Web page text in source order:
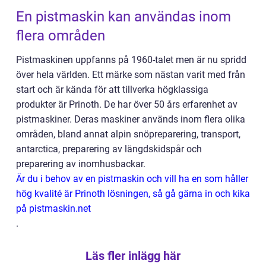
En pistmaskin kan användas inom
flera områden
Pistmaskinen uppfanns på 1960-talet men är nu spridd
över hela världen. Ett märke som nästan varit med från
start och är kända för att tillverka högklassiga
produkter är Prinoth. De har över 50 års erfarenhet av
pistmaskiner. Deras maskiner används inom flera olika
områden, bland annat alpin snöpreparering, transport,
antarctica, preparering av längdskidspår och
preparering av inomhusbackar.
Är du i behov av en pistmaskin och vill ha en som håller
hög kvalité är Prinoth lösningen, så gå gärna in och kika
på pistmaskin.net
.
Läs fler inlägg här